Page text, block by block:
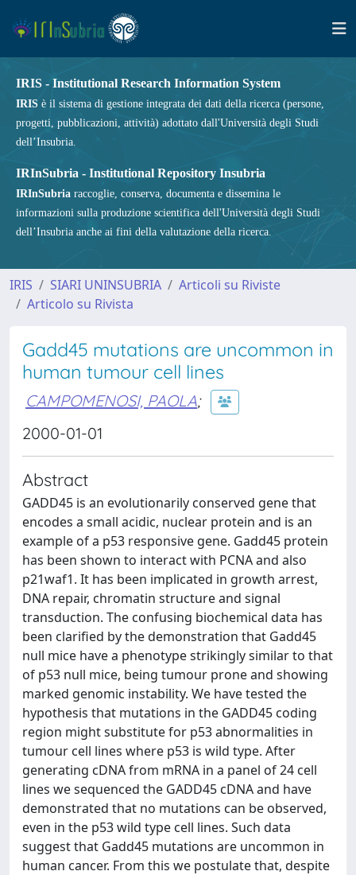
IRIS - Institutional Research Information System
IRIS è il sistema di gestione integrata dei dati della ricerca (persone,
progetti, pubblicazioni, attività) adottato dall'Università degli Studi
dell’Insubria.
IRInSubria - Institutional Repository Insubria
IRInSubria raccoglie, conserva, documenta e dissemina le
informazioni sulla produzione scientifica dell'Università degli Studi
dell’Insubria anche ai fini della valutazione della ricerca.
IRIS SIARI UNINSUBRIA
Articoli su Riviste
Articolo su Rivista
Gadd45 mutations are uncommon in
human tumour cell lines
CAMPOMENOSI, PAOLA;
2000-01-01
Abstract
GADD45 is an evolutionarily conserved gene that
encodes a small acidic, nuclear protein and is an
example of a p53 responsive gene. Gadd45 protein
has been shown to interact with PCNA and also
p21waf1. It has been implicated in growth arrest,
DNA repair, chromatin structure and signal
transduction. The confusing biochemical data has
been clarified by the demonstration that Gadd45
null mice have a phenotype strikingly similar to that
of p53 null mice, being tumour prone and showing
marked genomic instability. We have tested the
hypothesis that mutations in the GADD45 coding
region might substitute for p53 abnormalities in
tumour cell lines where p53 is wild type. After
generating cDNA from mRNA in a panel of 24 cell
lines we sequenced the GADD45 cDNA and have
demonstrated that no mutations can be observed,
even in the p53 wild type cell lines. Such data
suggest that Gadd45 mutations are uncommon in
human cancer. From this we postulate that, despite